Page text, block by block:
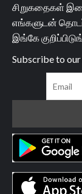
சிறுகதைகள்
எங்களுடன்
இங்கே
Subscribe to